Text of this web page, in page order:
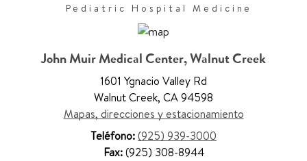
Pediatric Hospital Medicine
John Muir Medical Center, Walnut Creek
1601 Ygnacio Valley Rd
Walnut Creek, CA 94598
Mapas, direcciones y estacionamiento
Teléfono:(925) 939-3000
Fax:(925) 308-8944